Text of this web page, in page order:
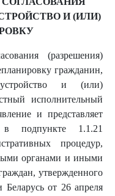
И (ИЛИ)
(разрешения)
гражданин,
и (или)
исполнительный
и представляет
в подпункте 1.1.21
процедур,
органами и иными
утвержденного
Беларусь от 26 апреля